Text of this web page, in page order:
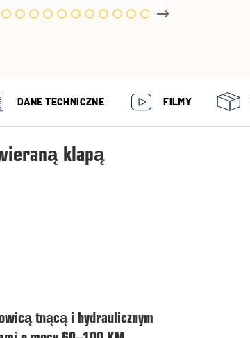
DANE TECHNICZNE FILMY
klapą
tnącą i hydraulicznym